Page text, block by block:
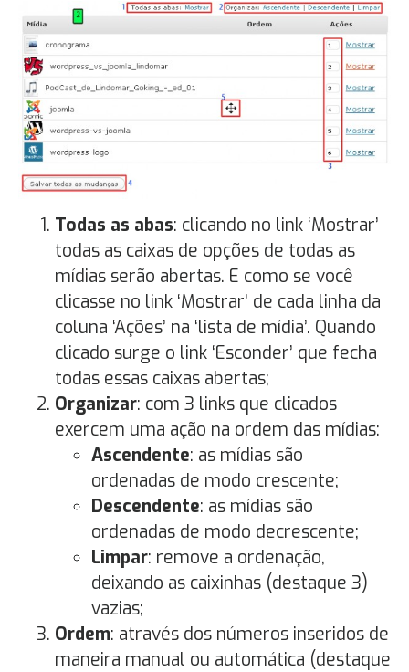
Todas as abas: clicando no link ‘Mostrar’
todas as caixas de opções de todas as
mídias serão abertas. E como se você
clicasse no link ‘Mostrar’ de cada linha da
coluna ‘Ações’ na ‘lista de mídia’. Quando
clicado surge o link ‘Esconder’ que fecha
todas essas caixas abertas;
Organizar: com 3 links que clicados
exercem uma ação na ordem das mídias:
Ascendente: as mídias são
ordenadas de modo crescente;
Descendente: as mídias são
ordenadas de modo decrescente;
Limpar: remove a ordenação,
deixando as caixinhas (destaque 3)
vazias;
Ordem: através dos números inseridos de
maneira manual ou automática (destaque